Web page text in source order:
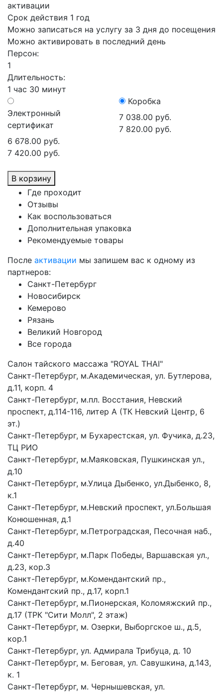
активации
Срок действия 1 год
Можно записаться на услугу за 3 дня до посещения
Можно активировать в последний день
Персон:
1
Длительность:
1 час 30 минут
Электронный
сертификат
6 678.00 руб.
7 420.00 руб.
Коробка
7 038.00 руб.
7 820.00 руб.
В корзину
Где проходит
Отзывы
Как воспользоваться
Дополнительная упаковка
Рекомендуемые товары
После активации мы запишем вас к одному из
партнеров:
Санкт-Петербург
Новосибирск
Кемерово
Рязань
Великий Новгород
Все города
Салон тайского массажа "ROYAL THAI"
Санкт-Петербург, м.Академическая, ул. Бутлерова,
д.11, корп. 4
Санкт-Петербург, м.пл. Восстания, Невский
проспект, д.114-116, литер А (ТК Невский Центр, 6
эт.)
Санкт-Петербург, м Бухарестская, ул. Фучика, д.23,
ТЦ РИО
Санкт-Петербург, м.Маяковская, Пушкинская ул.,
д.10
Санкт-Петербург, м.Улица Дыбенко, ул.Дыбенко, 8,
к.1
Санкт-Петербург, м.Невский проспект, ул.Большая
Конюшенная, д.1
Санкт-Петербург, м.Петроградская, Песочная наб.,
д.40
Санкт-Петербург, м.Парк Победы, Варшавская ул.,
д.23, кор.3
Санкт-Петербург, м.Комендантский пр.,
Комендантский пр., д.17, корп.1
Санкт-Петербург, м.Пионерская, Коломяжский пр.,
д.17 (ТРК "Сити Молл", 2 этаж)
Санкт-Петербург, м. Озерки, Выборгское ш., д.5,
кор.1
Санкт-Петербург, ул. Адмирала Трибуца, д. 10
Санкт-Петербург, м. Беговая, ул. Савушкина, д.143,
к. 1
Санкт-Петербург, м. Чернышевская, ул.